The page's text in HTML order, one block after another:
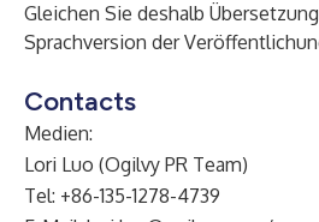
Gleichen Sie deshalb
Sprachversion der
Contacts
Medien:
Lori Luo (Ogilvy PR Team)
Tel: +86-135-1278-4739